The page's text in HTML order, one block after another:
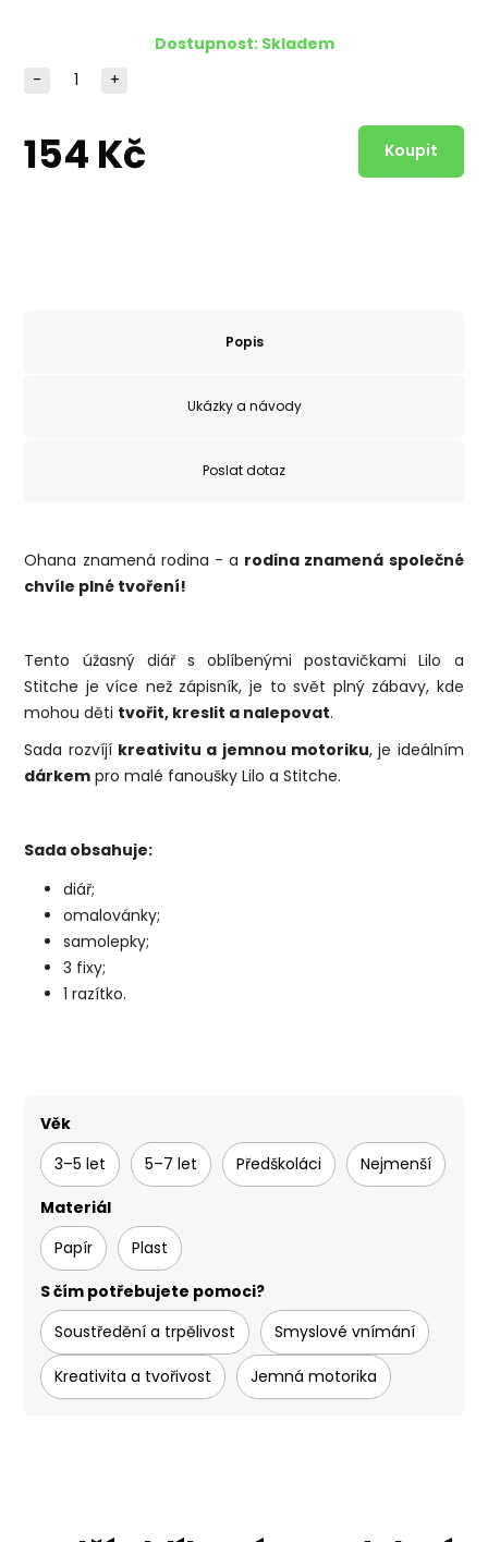
Dostupnost: Skladem
154 Kč
- +
Popis
Ukázky a návody
Poslat dotaz
Ohana znamená rodina - a rodina znamená společné
chvíle plné tvoření!
Tento úžasný diář s oblíbenými postavičkami Lilo a
Stitche je více než zápisník, je to svět plný zábavy, kde
mohou děti tvořit, kreslit a nalepovat.
Sada rozvíjí kreativitu a jemnou motoriku, je ideálním
dárkem pro malé fanoušky Lilo a Stitche.
Sada obsahuje:
diář;
omalovánky;
samolepky;
3 fixy;
1 razítko.
Věk
3–5 let
5–7 let Předškoláci
Nejmenší
Materiál
Papír
Plast
S čím potřebujete pomoci?
Soustředění a trpělivost
Smyslové vnímání
Kreativita a tvořivost Jemná motorika